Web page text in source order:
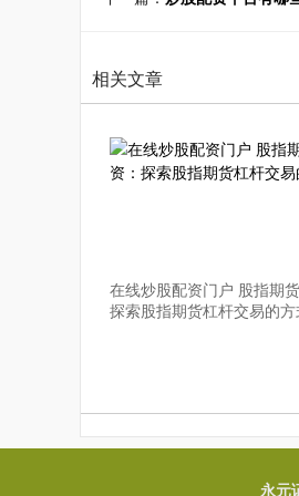
相关文章
在线炒股配资门户 股指期
探索股指期货杠杆交易的
永元